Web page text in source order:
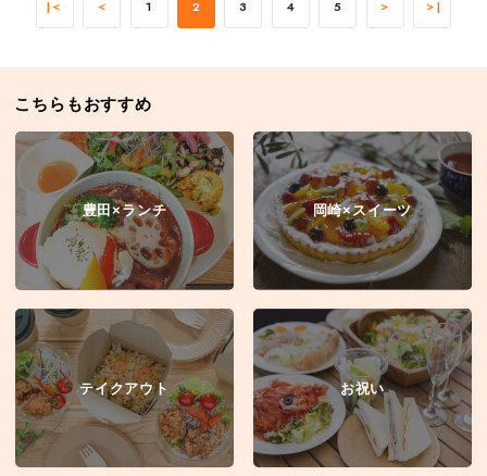
|＜ ＜ 1 2 3 4 5 ＞ ＞|
こちらもおすすめ
豊田×ランチ 岡崎×スイーツ
テイクアウト お祝い